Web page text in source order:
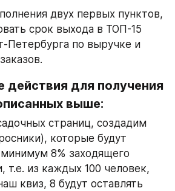
двух первых пунктов,
срок выхода в ТОП-15
Петербурга по выручке и
действия для получения
выше:
страниц, создадим
которые будут
8% заходящего
т.е. из каждых 100 человек,
квиз, 8 будут оставлять